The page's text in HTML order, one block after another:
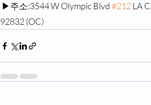
▶주소:3544 W Olympic Blvd #212 LA
92832 (OC)